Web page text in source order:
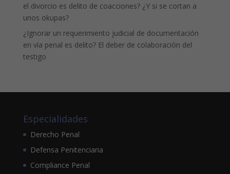
el divorcio es delito de coacciones? ¿Y si se cortan a
unos okupas?
¿Ignorar un requerimiento judicial de documentación
en vía penal es delito? El deber de colaboración del
testigo
Especialidades
Derecho Penal
Defensa Penitenciaria
Compliance Penal